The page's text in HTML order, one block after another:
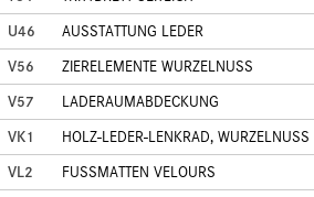
U46
AUSSTATTUNG LEDER
V56
ZIERELEMENTE WURZELNUSS
V57
LADERAUMABDECKUNG
VK1
HOLZ-LEDER-LENKRAD, WURZELNUSS
VL2
FUSSMATTEN VELOURS